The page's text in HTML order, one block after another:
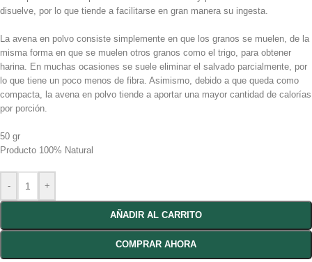
disuelve, por lo que tiende a facilitarse en gran manera su ingesta.
La avena en polvo consiste simplemente en que los granos se muelen, de la
misma forma en que se muelen otros granos como el trigo, para obtener
harina. En muchas ocasiones se suele eliminar el salvado parcialmente, por
lo que tiene un poco menos de fibra. Asimismo, debido a que queda como
compacta, la avena en polvo tiende a aportar una mayor cantidad de calorías
por porción.
50 gr
Producto 100% Natural
- +
AÑADIR AL CARRITO
COMPRAR AHORA